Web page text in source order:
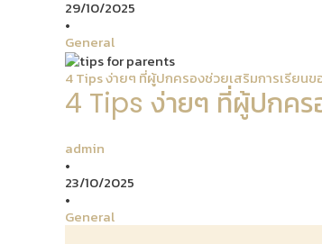
29/10/2025
•
General
4 Tips ง่ายๆ ที่ผู้ปกครองช่วยเสริมการเรียนข
4 Tips ง่ายๆ ที่ผู้ปกคร
admin
•
23/10/2025
•
General